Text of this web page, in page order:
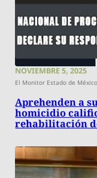
NOVIEMBRE 5, 2025
El Monitor Estado de México
Aprehenden a
homicidio
rehabilitación